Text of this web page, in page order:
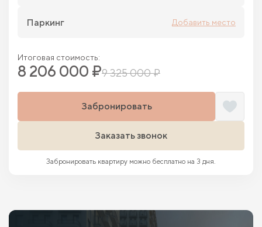
Паркинг Добавить место
Итоговая стоимость:
8 206 000 ₽9 325 000 ₽
Забронировать
Заказать звонок
Забронировать квартиру можно бесплатно на 3 дня.